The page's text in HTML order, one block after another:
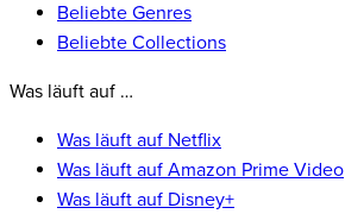
Beliebte Genres
Beliebte Collections
Was läuft auf …
Was läuft auf Netflix
Was läuft auf Amazon Prime Video
Was läuft auf Disney+